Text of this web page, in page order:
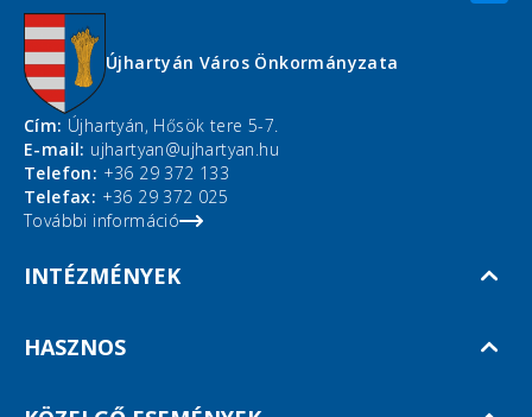
Újhartyán Város Önkormányzata
Cím: Újhartyán, Hősök tere 5-7.
E-mail: ujhartyan@ujhartyan.hu
Telefon: +36 29 372 133
Telefax: +36 29 372 025
További információ
INTÉZMÉNYEK
HASZNOS